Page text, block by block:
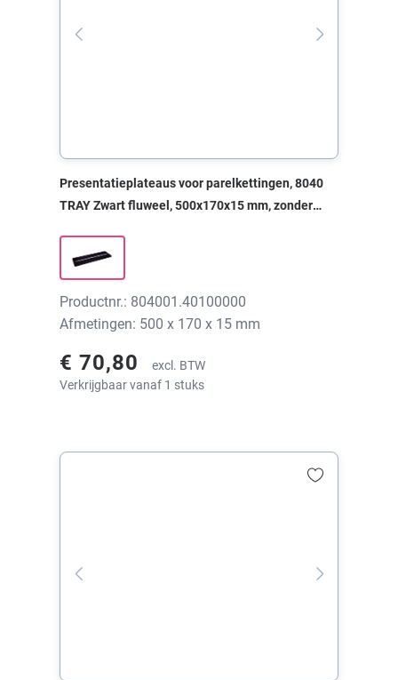
Presentatieplateaus voor parelkettingen, 8040
TRAY Zwart fluweel, 500x170x15 mm, zonder
Productnr.: 804001.40100000
Afmetingen: 500 x 170 x 15 mm
€ 70,80
excl. BTW
Verkrijgbaar vanaf 1 stuks